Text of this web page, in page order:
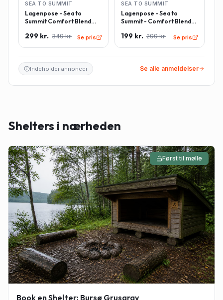
SEA TO SUMMIT
Lagenpose - Sea to
Summit Comfort Blend
pudeindlæg -
299 kr. 349 kr. Se pris
SEA TO SUMMIT
Lagenpose - Sea to
Summit - Comfort Blend
Rektangulær - Lyseblå
199 kr. 299 kr. Se pris
Indeholder annoncer Se alle anmeldelser
Shelters i nærheden
Først til mølle
Book en Shelter: Bursø Grusgrav